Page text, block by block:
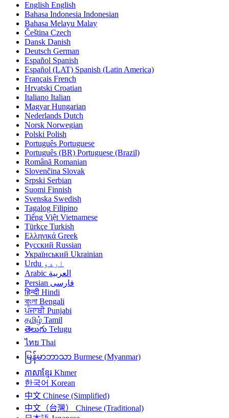
English English
Bahasa Indonesia Indonesian
Bahasa Melayu Malay
Čeština Czech
Dansk Danish
Deutsch German
Español Spanish
Español (LAT) Spanish (Latin America)
Français French
Hrvatski Croatian
Italiano Italian
Magyar Hungarian
Nederlands Dutch
Norsk Norwegian
Polski Polish
Português Portuguese
Português (BR) Portuguese (Brazil)
Română Romanian
Slovenčina Slovak
Srpski Serbian
Suomi Finnish
Svenska Swedish
Tagalog Filipino
Tiếng Việt Vietnamese
Türkçe Turkish
Ελληνικά Greek
Русский Russian
Український Ukrainian
اردو Urdu
العربية Arabic
فارسی Persian
हिन्दी Hindi
বাংলা Bengali
ਪੰਜਾਬੀ Punjabi
தமிழ் Tamil
తెలుగు Telugu
ไทย Thai
မြန်မာဘာသာ Burmese (Myanmar)
ភាសាខ្មែរ Khmer
한국어 Korean
中文 Chinese (Simplified)
中文（台灣）
Chinese (Traditional)